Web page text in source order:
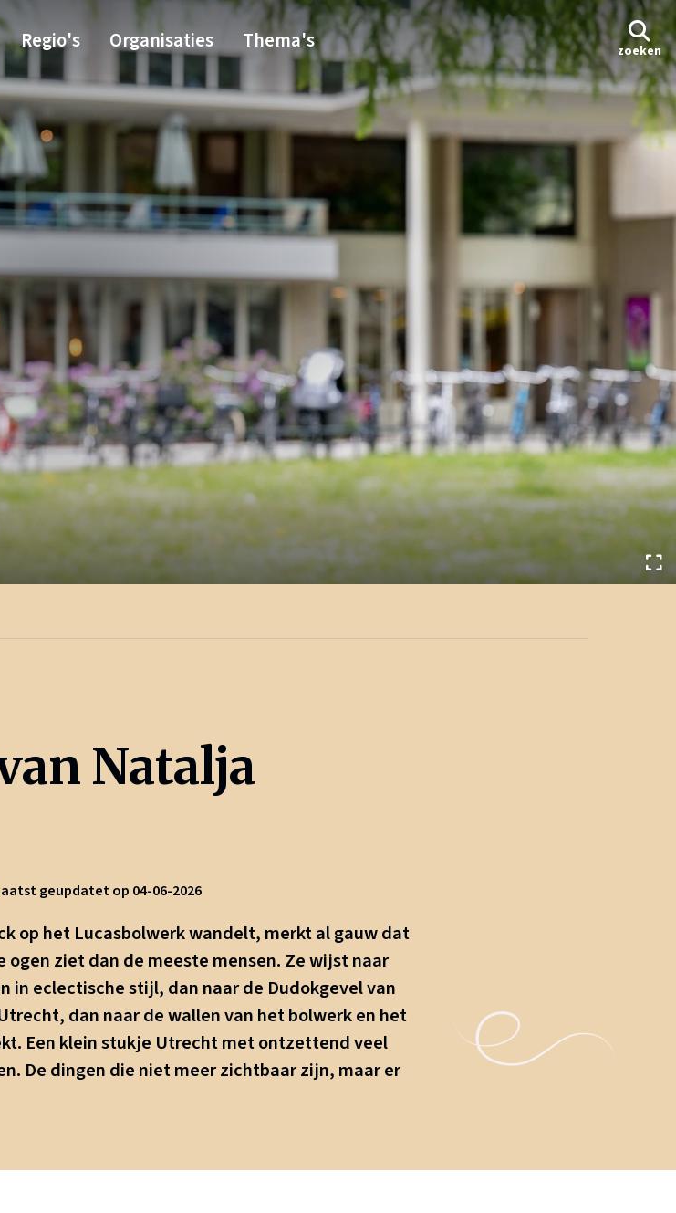
zoeken
Regio's Organisaties Thema's
Natalja
geupdatet op 04-06-2026
op het Lucasbolwerk wandelt, merkt al gauw dat
ziet dan de meeste mensen. Ze wijst naar
in eclectische stijl, dan naar de Dudokgevel van
dan naar de wallen van het bolwerk en het
Een klein stukje Utrecht met ontzettend veel
De dingen die niet meer zichtbaar zijn, maar er